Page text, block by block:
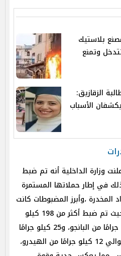
بلاستيك
وتمنع
الزقازيق:
الأسباب
وزارة الداخلية أنه تم ضبط
وذلك في إطار حملاتها المستمرة
،وأبرز المضبوطات كانت
كميات ضخمة من المخدرات، حيث تم ضبط أكثر من 198 كيلو
جرامًا من الحشيش، و28 كيلو جرامًا من البانجو، و25 كيلو جرامًا
من الهيروين، كما تم ضبط حوالي 12 كيلو جرامًا من الهيدرو،